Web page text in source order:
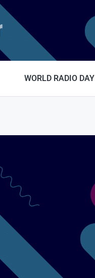
WORLD RADIO DAY